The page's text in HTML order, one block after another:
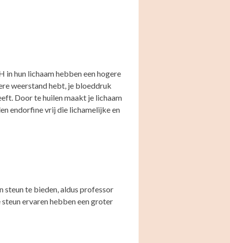
in hun lichaam hebben een hogere
weerstand hebt, je bloeddruk
Door te huilen maakt je lichaam
endorfine vrij die lichamelijke en
steun te bieden, aldus professor
ervaren hebben een groter